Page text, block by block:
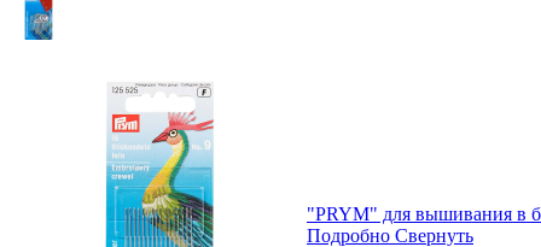
"PRYM" для вышивания в
Подробно Свернуть